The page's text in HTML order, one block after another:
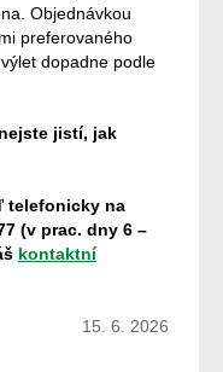
Objednávkou
preferovaného
dopadne podle
jistí, jak
telefonicky na
(v prac. dny 6 –
kontaktní
15. 6. 2026